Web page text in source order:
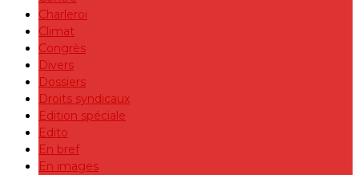
Charleroi
Climat
Congrès
Divers
Dossiers
Droits syndicaux
Edition spéciale
Edito
En bref
En images